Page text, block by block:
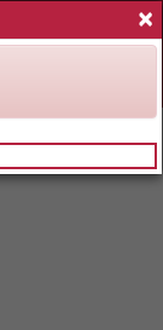
Anmelden
×